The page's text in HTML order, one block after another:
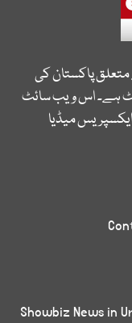
پاکستان کی
ہے۔ اس ویب سائٹ
میڈیا
Showbiz News in